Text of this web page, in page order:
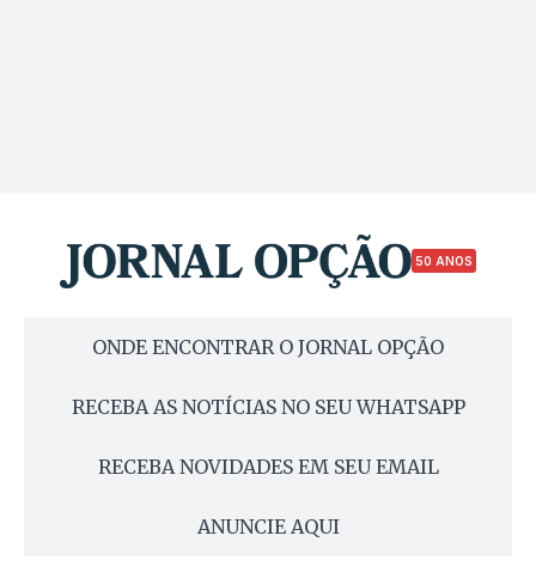
50 ANOS
ONDE ENCONTRAR O JORNAL OPÇÃO
RECEBA AS NOTÍCIAS NO SEU WHATSAPP
RECEBA NOVIDADES EM SEU EMAIL
ANUNCIE AQUI